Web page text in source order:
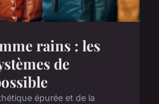
rains : les
de
épurée et de la